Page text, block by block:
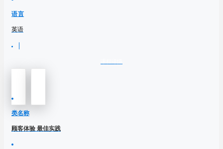
语言
英语
类名称
顾客体验 最佳实践